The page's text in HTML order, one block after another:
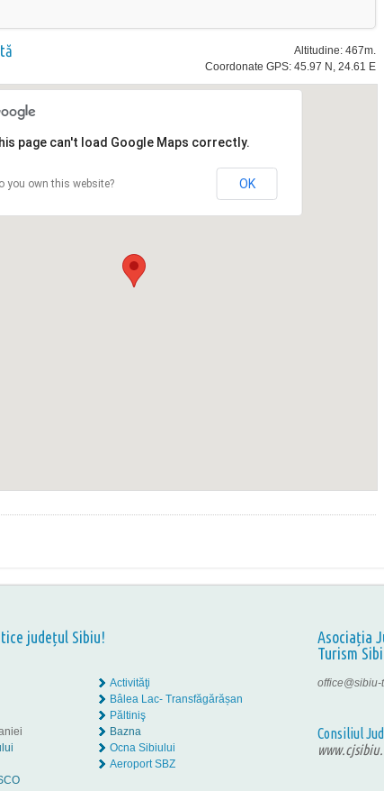
Altitudine: 467m.
Coordonate GPS: 45.97 N, 24.61 E
page can't load Google Maps correctly.
you own this website? OK
județul Sibiu!
Asociația
Turism
Activităţi
Bâlea Lac- Transfăgărășan
Păltiniş
Bazna
Ocna Sibiului
Aeroport SBZ
office@sibiu-
Consiliul